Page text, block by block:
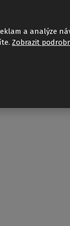
a analýze
Zobrazit